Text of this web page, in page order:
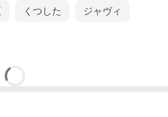
くつした ジャヴィ